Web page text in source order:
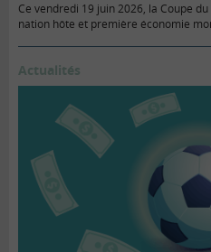
Ce vendredi 19 juin 2026, la Coupe
nation hôte et première économie
Actualités